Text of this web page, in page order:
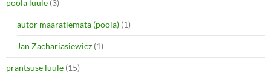
poola luule (3)
autor määratlemata (poola) (1)
Jan Zachariasiewicz (1)
prantsuse luule (15)